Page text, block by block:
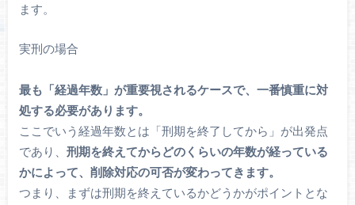
ます。
実刑の場合
最も「経過年数」が重要視されるケースで、一番慎重に対
処する必要があります。
ここでいう経過年数とは「刑期を終了してから」が出発点
であり、 刑期を終えてからどのくらいの年数が経っている
かによって、削除対応の可否が変わってきます。
つまり、まずは刑期を終えているかどうかがポイントとな